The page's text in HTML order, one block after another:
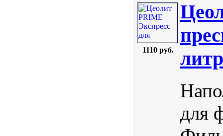
1110 руб.
литр
для